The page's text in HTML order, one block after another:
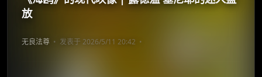
放
无良法尊 发表于 2026/5/11 20:42